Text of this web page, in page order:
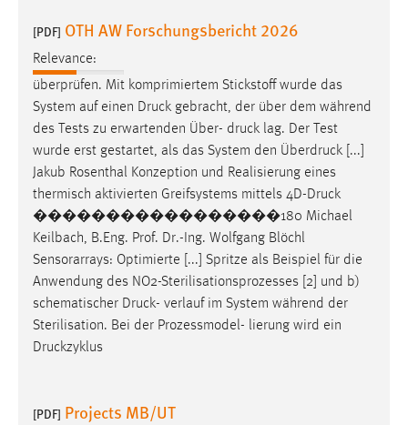
[PDF] OTH AW Forschungsbericht 2026
Relevance:
überprüfen. Mit komprimiertem Stickstoff wurde das
System auf einen Druck gebracht, der über dem während
des Tests zu erwartenden Über- druck lag. Der Test
wurde erst gestartet, als das System den Überdruck [...]
Jakub Rosenthal Konzeption und Realisierung eines
thermisch aktivierten Greifsystems mittels 4D-Druck
�����������������180 Michael
Keilbach, B.Eng. Prof. Dr.-Ing. Wolfgang Blöchl
Sensorarrays: Optimierte [...] Spritze als Beispiel für die
Anwendung des NO2-Sterilisationsprozesses [2] und b)
schematischer Druck- verlauf im System während der
Sterilisation. Bei der Prozessmodel- lierung wird ein
Druckzyklus
[PDF] Projects MB/UT